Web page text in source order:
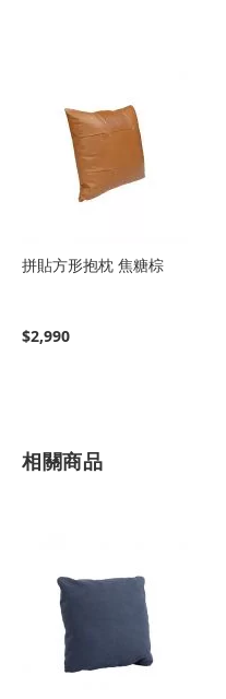
拼貼方形抱枕 焦糖棕
$2,990
相關商品